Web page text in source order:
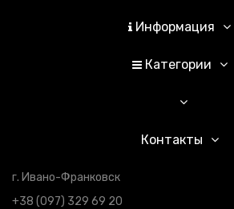
Информация
Категории
Контакты
г. Ивано-Франковск
+38 (097) 329 69 20